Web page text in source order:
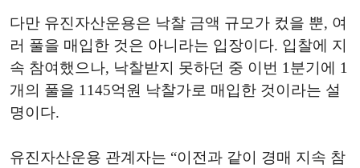
다만 유진자산운용은 낙찰 금액 규모가 컸을 뿐, 여
러 풀을 매입한 것은 아니라는 입장이다. 입찰에 지
속 참여했으나, 낙찰받지 못하던 중 이번 1분기에 1
개의 풀을 1145억원 낙찰가로 매입한 것이라는 설
명이다.
유진자산운용 관계자는 “이전과 같이 경매 지속 참